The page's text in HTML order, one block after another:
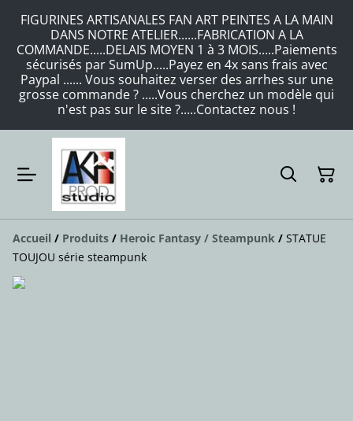
FIGURINES ARTISANALES FAN ART PEINTES A LA MAIN
DANS NOTRE ATELIER......FABRICATION A LA
COMMANDE.....DELAIS MOYEN 1 à 3 MOIS.....Paiements
sécurisés par SumUp.....Payez en 4x sans frais avec
Paypal ...... Vous souhaitez verser des arrhes sur une
grosse commande ? .....Vous cherchez un modèle qui
n'est pas sur le site ?.....Contactez nous !
Accueil / Produits / Heroic Fantasy / Steampunk / STATUE
TOUJOU série steampunk